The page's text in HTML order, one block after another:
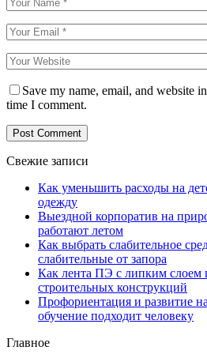
Save my name, email, and website
time I comment.
Свежие записи
Как уменьшить расходы на
одежду
Выездной корпоратив на
работают летом
Как выбрать слабительное
слабительные от запора
Как лента ПЭ с липким слоем
строительных конструкций
Профориентация и развитие
обучение подходит человеку
Главное